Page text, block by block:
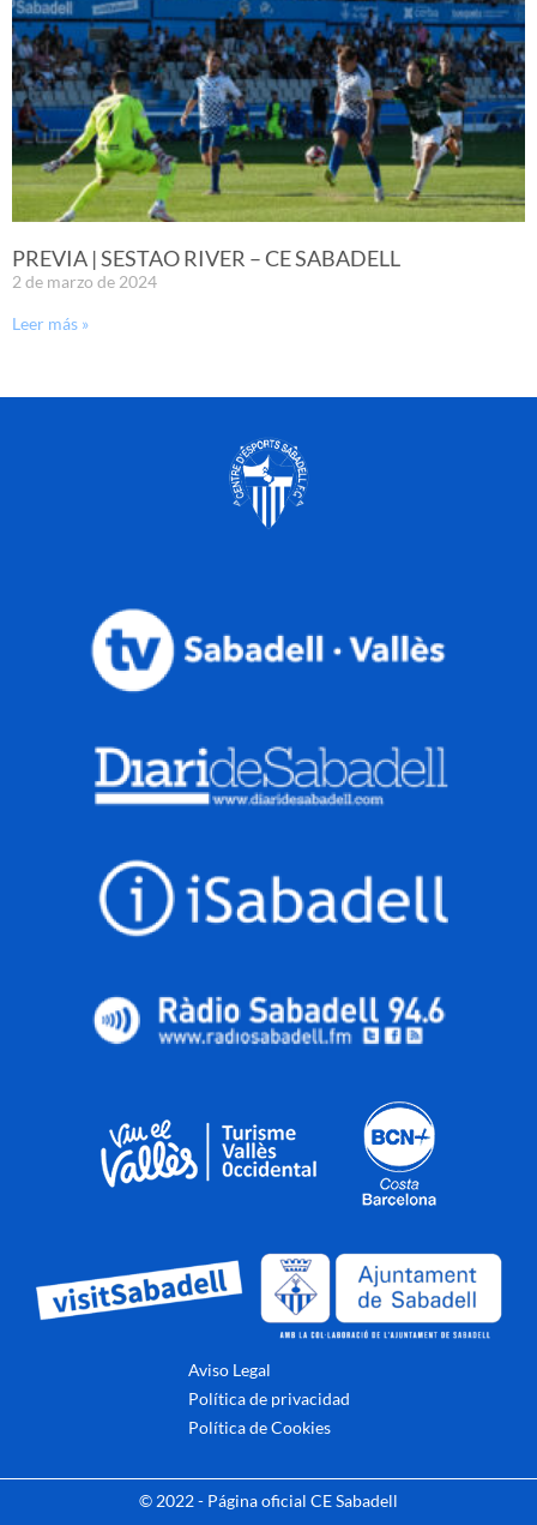
PREVIA | SESTAO RIVER – CE SABADELL
2 de marzo de 2024
Leer más »
Aviso Legal
Política de privacidad
Política de Cookies
© 2022 - Página oficial CE Sabadell